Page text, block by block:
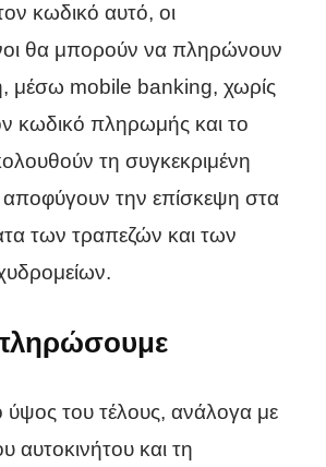
κωδικό αυτό, οι
θα μπορούν να πληρώνουν
μέσω mobile banking, χωρίς
κωδικό πληρωμής και το
τη συγκεκριμένη
αποφύγουν την επίσκεψη στα
των τραπεζών και των
ύψος του τέλους, ανάλογα με
αυτοκινήτου και τη